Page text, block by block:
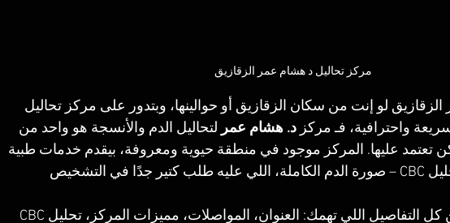
مركز تحاليل د هشام عمر الزقازيق
لو إنت من سكان الزقازيق أو حوالينها، وبتدور على مركز تحاليل
واحترافية، فـ مركز د. هشام عمر لتحاليل الدم والأنسجة هو واحد من
تعتمد عليها. المركز موجود في منطقة حيوية ومعروفة، بيقدم خدمات طبية
بأعلى جودة، وخصوصًا تحليل CBC – صورة الدم الكاملة، اللي عليه طلب كتير جدًا في التشخيص